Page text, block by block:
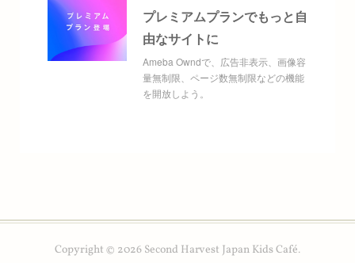
プレミアムプランでもっと自
由なサイトに
Ameba Owndで、広告非表示、画像容
量無制限、ページ数無制限などの機能
を開放しよう。
Copyright © 2026 Second Harvest Japan Kids Café.